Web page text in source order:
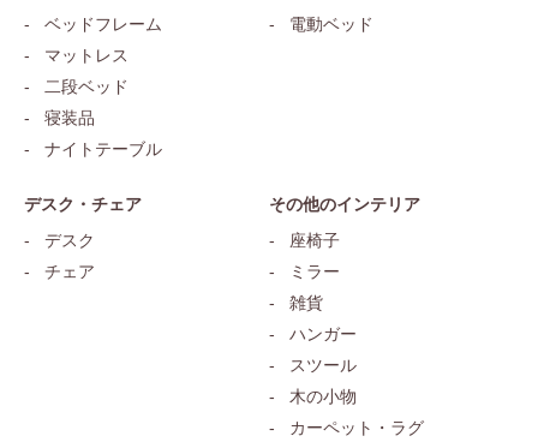
ベッドフレーム
マットレス
二段ベッド
寝装品
ナイトテーブル
電動ベッド
デスク・チェア
デスク
チェア
その他のインテリア
座椅子
ミラー
雑貨
ハンガー
スツール
木の小物
カーペット・ラグ